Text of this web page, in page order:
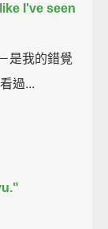
I've seen
是我的錯覺
過...